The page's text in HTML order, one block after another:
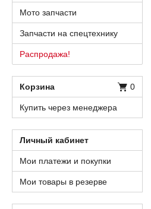
Мото запчасти
Запчасти на спецтехнику
Распродажа!
Корзина 0
Купить через менеджера
Личный кабинет
Мои платежи и покупки
Мои товары в резерве